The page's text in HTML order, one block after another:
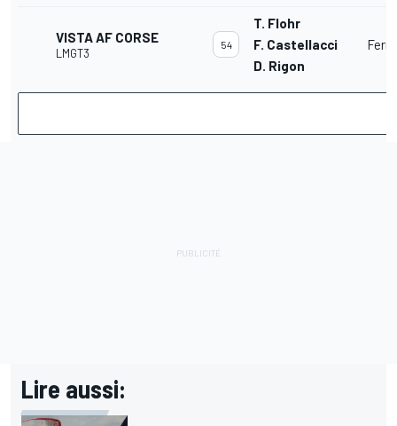
VISTA AF CORSE
LMGT3
54
T. Flohr
F. Castellacci
D. Rigon
Lire aussi: